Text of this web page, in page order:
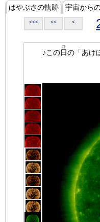
はやぶさの軌跡 宇宙から
<<< << <
♪この日
ひ
の「あけ